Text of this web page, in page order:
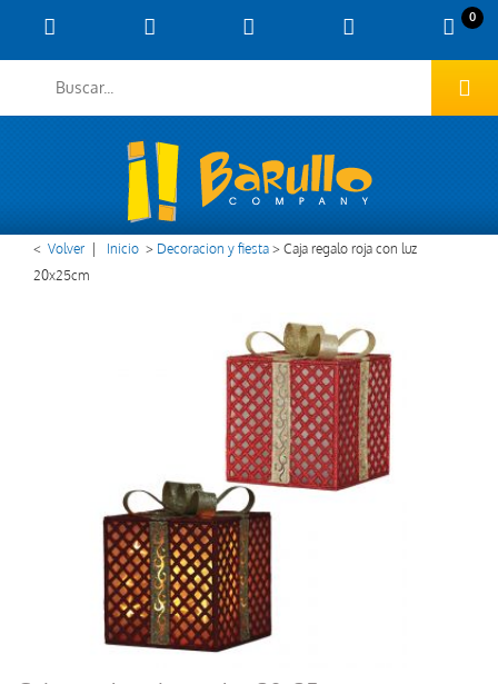
0
< Volver Inicio > Decoracion y fiesta>Caja regalo roja con luz
20x25cm